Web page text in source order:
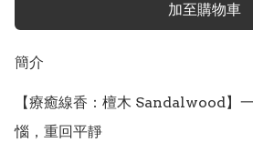
加至購物車
簡介
【療癒線香：檀木 Sandalwood】
惱，重回平靜